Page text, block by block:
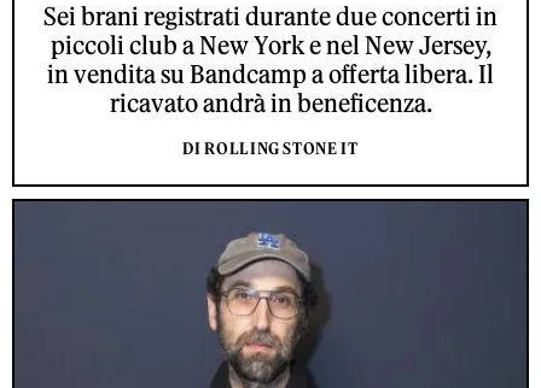
Sei brani registrati durante due concerti in
piccoli club a New York e nel New Jersey,
in vendita su Bandcamp a offerta libera. Il
ricavato andrà in beneficenza.
DI ROLLING STONE IT